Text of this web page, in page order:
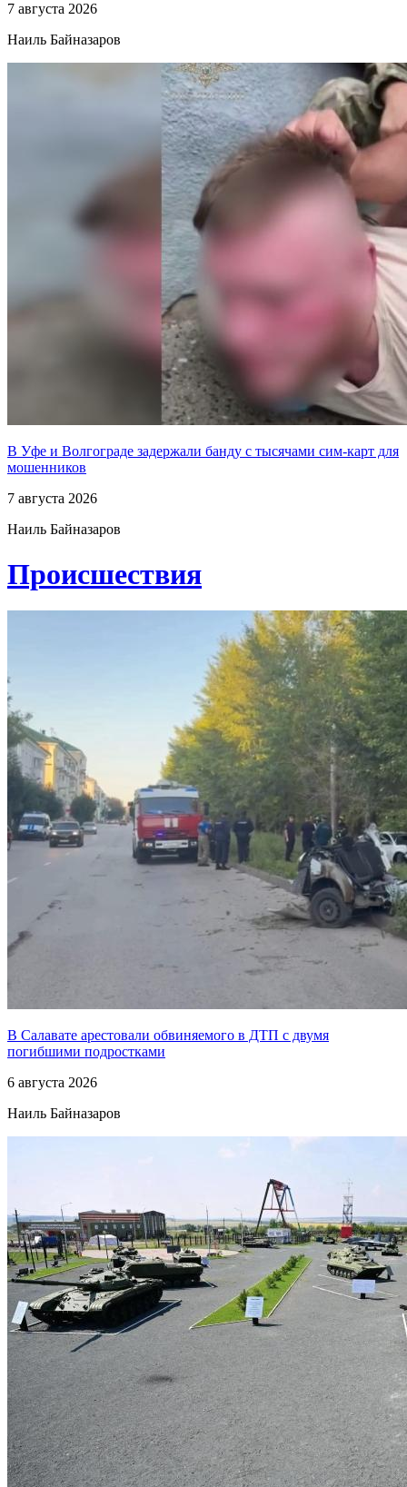
7 августа 2026
Наиль Байназаров
В Уфе и Волгограде задержали банду с тысячами сим-карт для
мошенников
7 августа 2026
Наиль Байназаров
Проиcшествия
В Салавате арестовали обвиняемого в ДТП с двумя
погибшими подростками
6 августа 2026
Наиль Байназаров